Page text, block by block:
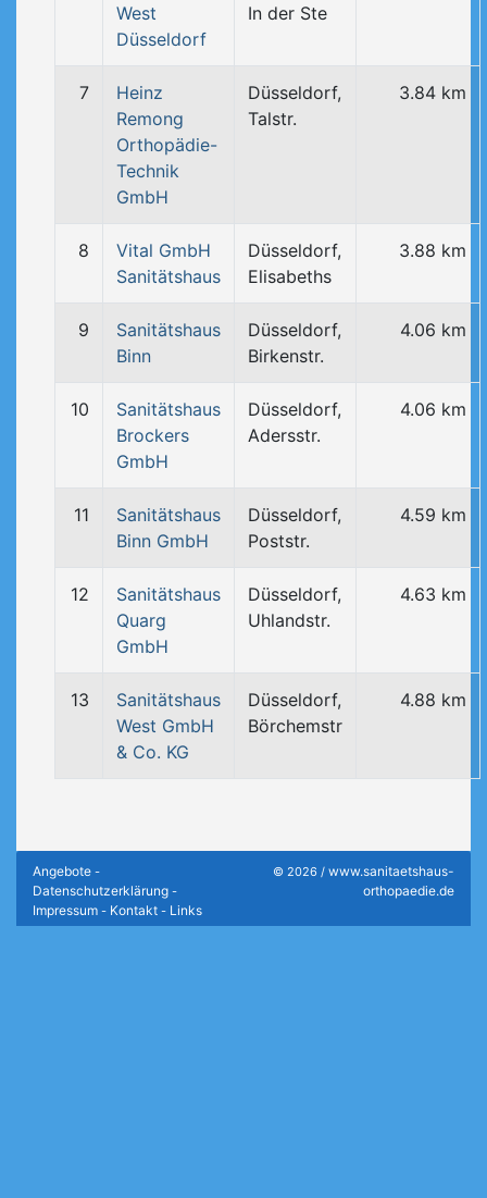
West
Düsseldorf
In der Ste
7
Heinz
Remong
Orthopädie-
Technik
GmbH
Düsseldorf,
Talstr.
3.84 km
8
Vital GmbH
Sanitätshaus
Düsseldorf,
Elisabeths
3.88 km
9
Sanitätshaus
Binn
Düsseldorf,
Birkenstr.
4.06 km
10
Sanitätshaus
Brockers
GmbH
Düsseldorf,
Adersstr.
4.06 km
11
Sanitätshaus
Binn GmbH
Düsseldorf,
Poststr.
4.59 km
12
Sanitätshaus
Quarg
GmbH
Düsseldorf,
Uhlandstr.
4.63 km
13
Sanitätshaus
West GmbH
& Co. KG
Düsseldorf,
Börchemstr
4.88 km
Angebote -
Datenschutzerklärung -
Impressum - Kontakt - Links
© 2026 / www.sanitaetshaus-
orthopaedie.de